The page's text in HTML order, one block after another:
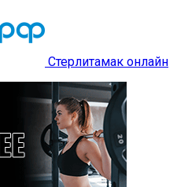
Стерлитамак онлайн